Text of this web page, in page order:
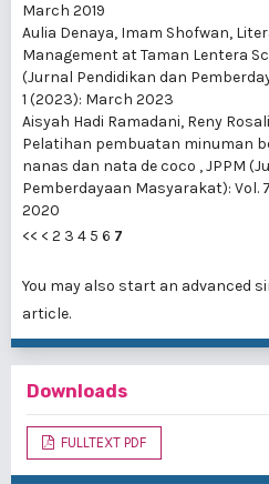
March 2019
Aulia Denaya, Imam Shofwan,
Management at Taman Lentera
(Jurnal Pendidikan dan
1 (2023): March 2023
Aisyah Hadi Ramadani, Reny
Pelatihan pembuatan minuman
nanas dan nata de coco ,JPPM
Pemberdayaan Masyarakat): Vol.
2020
<< < 2 3 4 5 6 7
You may also start an advanced
article.
Downloads
FULLTEXT PDF